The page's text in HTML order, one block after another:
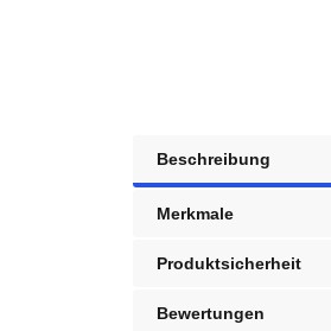
Beschreibung
Merkmale
Produktsicherheit
Bewertungen